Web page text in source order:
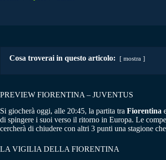
Cosa troverai in questo articolo: mostra
PREVIEW FIORENTINA – JUVENTUS
Si giocherà oggi, alle 20:45, la partita tra Fiorentina
di spingere i suoi verso il ritorno in Europa. Le
cercherà di chiudere con altri 3 punti una stagione
LA VIGILIA DELLA FIORENTINA